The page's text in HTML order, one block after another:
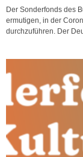
Der Sonderfonds des
ermutigen, in der
durchzuführen. Der